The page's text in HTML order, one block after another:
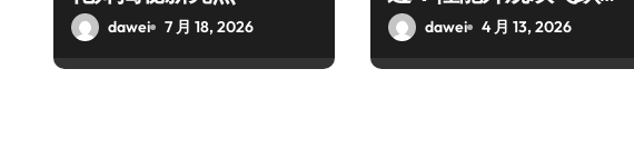
dawei 7 月 18, 2026
抢先揭秘新亮点！
dawei 4 月 13, 2026